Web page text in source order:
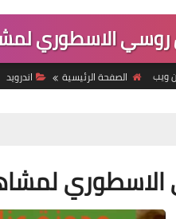
الاسطوري
ويب الصفحة الرئيسية اندرويد